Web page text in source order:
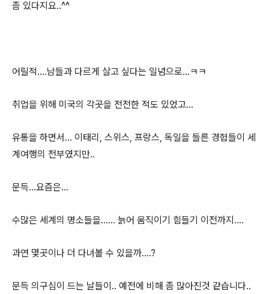
좀 있다지요..^^
어릴적....남들과 다르게 살고 싶다는 일념으로...ㅋㅋ
취업을 위해 미국의 각곳을 전전한 적도 있었고...
유통을 하면서... 이태리, 스위스, 프랑스, 독일을 들른 경험들이 세
계여행의 전부였지만..
문득...요즘은...
수많은 세계의 명소들을...... 늙어 움직이기 힘들기 이전까지....
과연 몇곳이나 더 다녀볼 수 있을까....?
문득 의구심이 드는 날들이.. 예전에 비해 좀 많아진것 같습니다..